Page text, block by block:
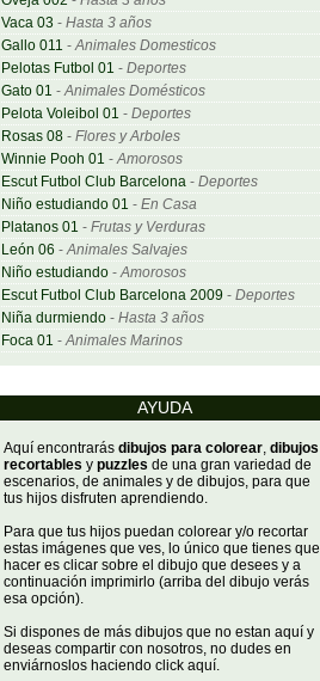
Vaca 03 - Hasta 3 años
Gallo 011 -Animales Domesticos
Pelotas Futbol 01 - Deportes
Gato 01 -Animales Domésticos
Pelota Voleibol 01 - Deportes
Rosas 08- Flores y Arboles
Winnie Pooh 01 -Amorosos
Escut Futbol Club Barcelona- Deportes
Niño estudiando 01 - En Casa
Platanos 01 - Frutas y Verduras
León 06 -Animales Salvajes
Niño estudiando-Amorosos
Escut Futbol Club Barcelona 2009 - Deportes
Niña durmiendo- Hasta 3 años
Foca 01 -Animales Marinos
AYUDA
Aquí encontrarás dibujos para colorear, dibujos
recortables y puzzles de una gran variedad de
escenarios, de animales y de dibujos, para que
tus hijos disfruten aprendiendo.
Para que tus hijos puedan colorear y/o recortar
estas imágenes que ves, lo único que tienes que
hacer es clicar sobre el dibujo que desees y a
continuación imprimirlo (arriba del dibujo verás
esa opción).
Si dispones de más dibujos que no estan aquí y
deseas compartir con nosotros, no dudes en
enviárnoslos haciendo click aquí.